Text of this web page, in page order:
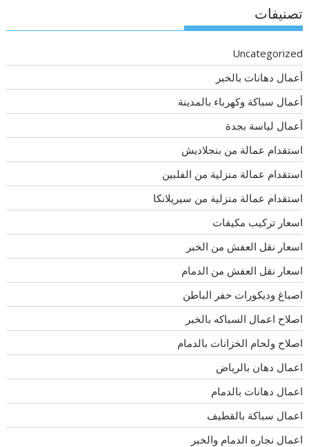
تصنيفات
Uncategorized
أعمال دهانات بالخبر
أعمال سباكة وكهرباء بالمدينة
أعمال لياسة بجدة
استقدام عمالة من بنجلاديش
استقدام عمالة منزلية من الفلبين
استقدام عمالة منزلية من سيريلانكا
اسعار تركيب مكيفات
اسعار نقل العفش من الخبر
اسعار نقل العفش من الدمام
اصباغ وديكورات حفر الباطن
اصلاح اعمال السباكه بالخبر
اصلاح ولحام الخزانات بالدمام
اعمال دهان بالرياض
اعمال دهانات بالدمام
اعمال سباكة بالقطيف
اعمال نجاره الدمام والخبر